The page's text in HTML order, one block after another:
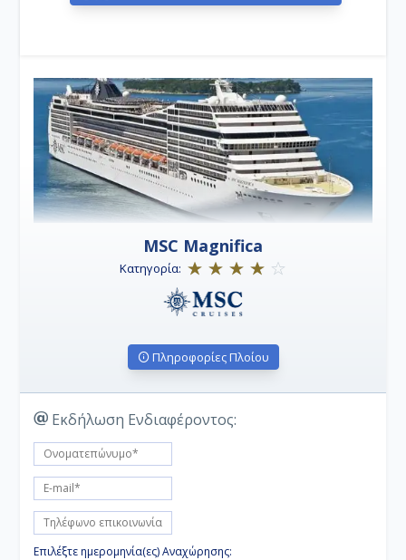
MSC Magnifica
Κατηγορία:
Πληροφορίες Πλοίου
Εκδήλωση Ενδιαφέροντος:
Επιλέξτε ημερομηνία(ες) Αναχώρησης: